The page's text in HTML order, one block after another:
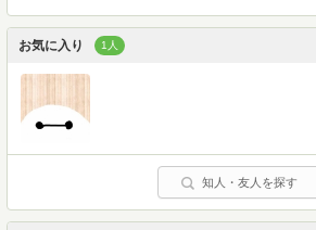
お気に入り 1人
知人・友人を探す